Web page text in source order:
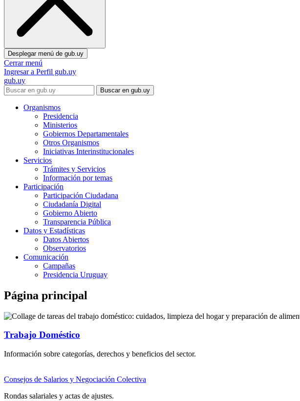
Desplegar menú de gub.uy
Cerrar menú
Ingresar a Perfil gub.uy
gub.uy
Buscar en gub.uy
Organismos
Presidencia
Ministerios
Gobiernos Departamentales
Otros Organismos
Iniciativas Interinstitucionales
Servicios
Trámites y Servicios
Información por temas
Participación
Participación Ciudadana
Ciudadanía Digital
Gobierno Abierto
Transparencia Pública
Datos y Estadísticas
Datos Abiertos
Observatorios
Comunicación
Campañas
Presidencia Uruguay
Página principal
Trabajo Doméstico
Información sobre categorías, derechos y beneficios del sector.
Consejos de Salarios y Negociación Colectiva
Rondas salariales y actas de ajustes.